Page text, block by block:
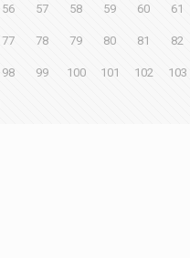
56 57 58 59 60 61
77 78 79 80 81 82
98 99 100 101 102 103